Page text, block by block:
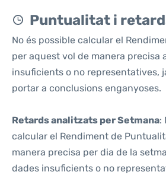
Puntualitat i
No és possible calcular el
per aquest vol de manera precisa
insuficients o no representatives,
portar a conclusions enganyoses.
Retards analitzats per Setmana:
calcular el Rendiment de
manera precisa per dia de la
dades insuficients o no